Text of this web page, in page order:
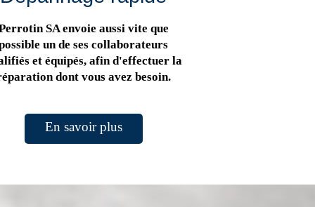
SA envoie aussi vite que
un de ses collaborateurs
et équipés, afin d'effectuer la
dont vous avez besoin.
En savoir plus